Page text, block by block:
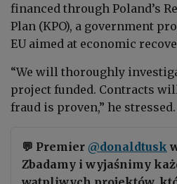
financed through Poland’s
Plan (KPO), a government
EU aimed at economic
“We will thoroughly
project funded. Contracts
fraud is proven,” he stressed.
💬 Premier @donaldtusk
Zbadamy i wyjaśnimy